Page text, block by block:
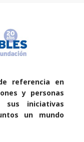
referencia en
y personas
iniciativas
un mundo